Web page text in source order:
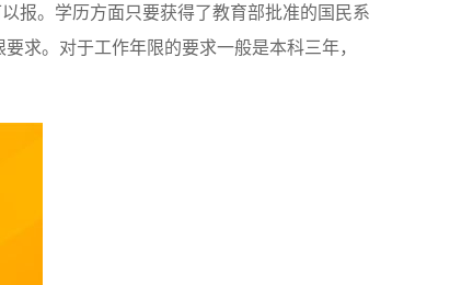
报。学历方面只要获得了教育部批准的国民系
求。对于工作年限的要求一般是本科三年，